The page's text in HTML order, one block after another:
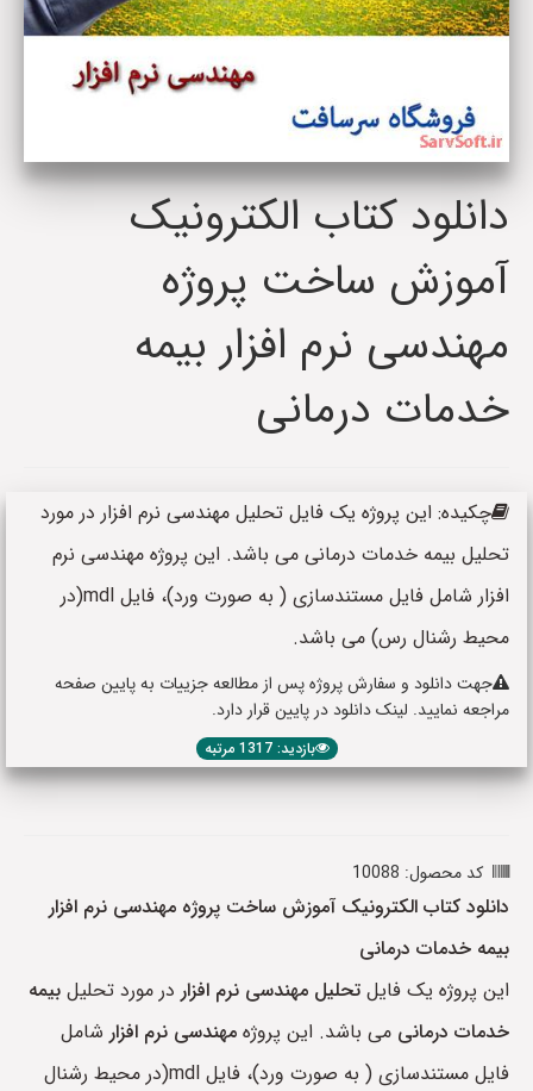
دانلود کتاب الکترونیک
آموزش ساخت پروژه
مهندسی نرم افزار بیمه
خدمات درمانی
چکیده: این پروژه یک فایل تحلیل مهندسی نرم افزار در مورد
تحلیل بیمه خدمات درمانی می باشد. این پروژه مهندسی نرم
افزار شامل فایل مستندسازی ( به صورت ورد)، فایل mdl(در
محیط رشنال رس) می باشد.
جهت دانلود و سفارش پروژه پس از مطالعه جزییات به پایین صفحه
مراجعه نمایید. لینک دانلود در پایین قرار دارد.
بازدید: 1317 مرتبه
کد محصول: 10088
دانلود کتاب الکترونیک آموزش ساخت پروژه مهندسی نرم افزار
بیمه خدمات درمانی
این پروژه یک فایل تحلیل مهندسی نرم افزار در مورد تحلیل بیمه
خدمات درمانی می باشد. این پروژه مهندسی نرم افزار شامل
فایل مستندسازی ( به صورت ورد)، فایل mdl(در محیط رشنال